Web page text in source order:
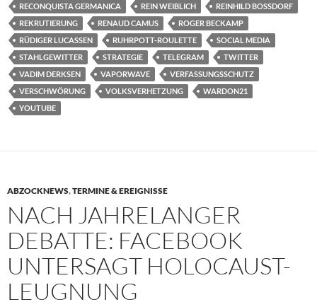
RECONQUISTA GERMANICA REIN WEIBLICH
REINHILD BOSSDORF
REKRUTIERUNG
RENAUD CAMUS
ROGER BECKAMP
RÜDIGER LUCASSEN
RUHRPOTT-ROULETTE
SOCIAL MEDIA
STAHLGEWITTER
STRATEGIE TELEGRAM
TWITTER
VADIM DERKSEN
VAPORWAVE
VERFASSUNGSSCHUTZ
VERSCHWÖRUNG
VOLKSVERHETZUNG
WARDON21
YOUTUBE
ABZOCKNEWS,TERMINE & EREIGNISSE
NACH JAHRELANGER
DEBATTE: FACEBOOK
UNTERSAGT HOLOCAUST-
LEUGNUNG